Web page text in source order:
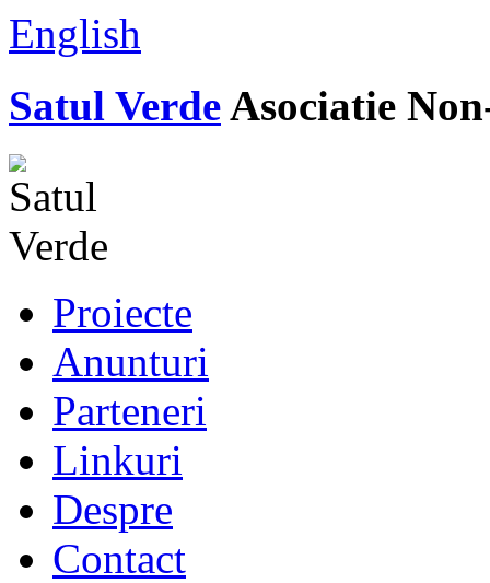
English
Satul VerdeAsociatie
Proiecte
Anunturi
Parteneri
Linkuri
Despre
Contact